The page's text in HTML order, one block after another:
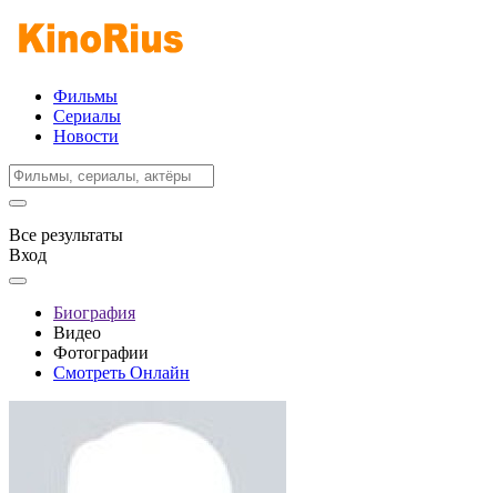
Фильмы
Сериалы
Новости
Все результаты
Вход
Биография
Видео
Фотографии
Смотреть Онлайн